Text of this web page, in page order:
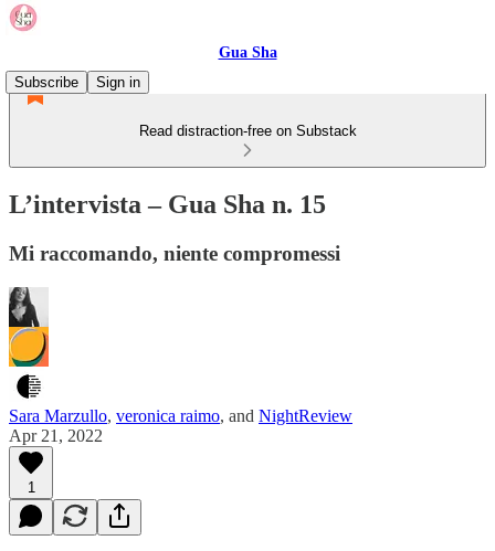
Gua Sha
Subscribe
Sign in
Read distraction-free on Substack
L’intervista – Gua Sha n. 15
Mi raccomando, niente compromessi
Sara Marzullo, veronica raimo, and NightReview
Apr 21, 2022
1